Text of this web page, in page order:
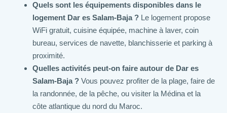
Quels sont les équipements disponibles dans le
logement Dar es Salam-Baja ? Le logement propose
WiFi gratuit, cuisine équipée, machine à laver, coin
bureau, services de navette, blanchisserie et parking à
proximité.
Quelles activités peut-on faire autour de Dar es
Salam-Baja ? Vous pouvez profiter de la plage, faire de
la randonnée, de la pêche, ou visiter la Médina et la
côte atlantique du nord du Maroc.